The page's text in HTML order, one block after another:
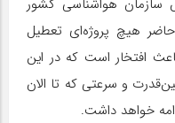
سازمان هواشناسی کشور
هیچ پروژه‌ای تعطیل
افتخار است که در این
و سرعتی که تا الان
خواهد داشت.